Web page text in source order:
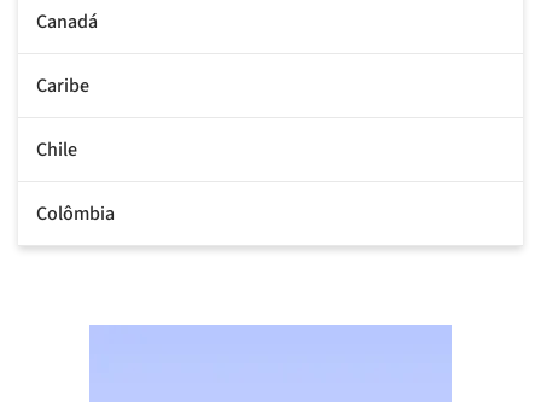
Canadá
Caribe
Chile
Colômbia